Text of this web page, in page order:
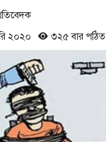
২০২০
৩২৫ বার পঠিত